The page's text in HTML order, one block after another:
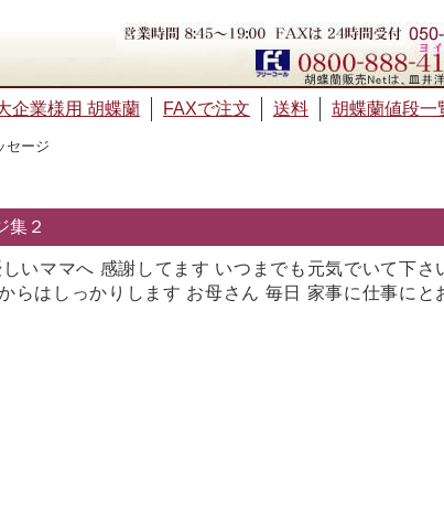
企業様用 胡蝶蘭 FAXで注文 送料 胡蝶蘭値段一
セージ
集２
いママへ 感謝してます いつまでも元気でいて下さ
らはしっかりします お母さん 毎日 家事に仕事にと